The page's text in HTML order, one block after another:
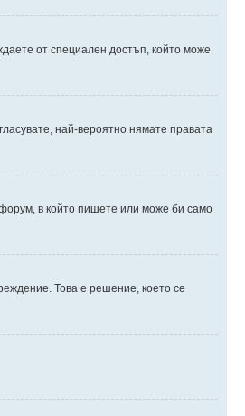
от специален достъп, който може
най-вероятно нямате правата
в който пишете или може би само
Това е решение, което се